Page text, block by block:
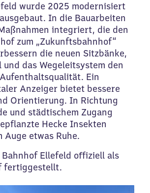
wurde 2025 modernisiert
In die Bauarbeiten
integriert, die den
zum „Zukunftsbahnhof“
die neuen Sitzbänke,
das Wegeleitsystem den
Ein
Anzeiger bietet bessere
Orientierung. In Richtung
und städtischem Zugang
Hecke Insekten
Auge etwas Ruhe.
Ellefeld offiziell als
fertiggestellt.